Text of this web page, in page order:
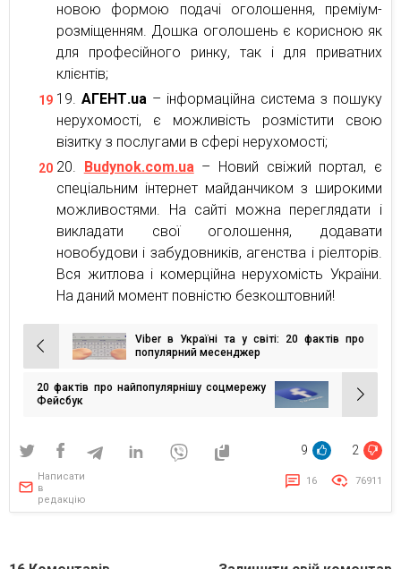
новою формою подачі оголошення, преміум-
розміщенням. Дошка оголошень є корисною як
для професійного ринку, так і для приватних
клієнтів;
АГЕНТ.ua – інформаційна система з пошуку
нерухомості, є можливість розмістити свою
візитку з послугами в сфері нерухомості;
Budynok.com.ua– Новий свіжий портал, є
спеціальним інтернет майданчиком з широкими
можливостями. На сайті можна переглядати і
викладати свої оголошення, додавати
новобудови і забудовників, агенства і ріелторів.
Вся житлова і комерційна нерухомість України.
На даний момент повністю безкоштовний!
Навігація
записів
Viber в Україні та у світі: 20 фактів про
популярний месенджер
20 фактів про найпопулярнішу соцмережу
Фейсбук
9 2
Написати
в
редакцію
16 76911